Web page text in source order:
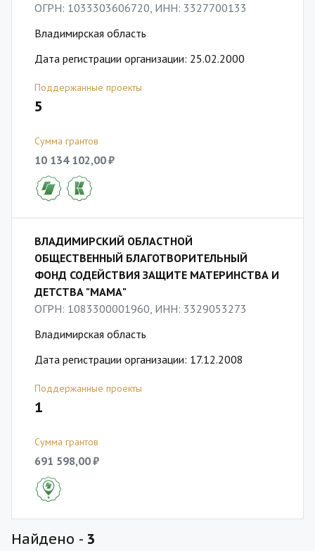
ОГРН: 1033303606720, ИНН: 3327700133
Владимирская область
Дата регистрации организации: 25.02.2000
Поддержанные проекты
5
Сумма грантов
10 134 102,00 ₽
ВЛАДИМИРСКИЙ ОБЛАСТНОЙ
ОБЩЕСТВЕННЫЙ БЛАГОТВОРИТЕЛЬНЫЙ
ФОНД СОДЕЙСТВИЯ ЗАЩИТЕ МАТЕРИНСТВА И
ДЕТСТВА "МАМА"
ОГРН: 1083300001960, ИНН: 3329053273
Владимирская область
Дата регистрации организации: 17.12.2008
Поддержанные проекты
1
Сумма грантов
691 598,00 ₽
Найдено - 3